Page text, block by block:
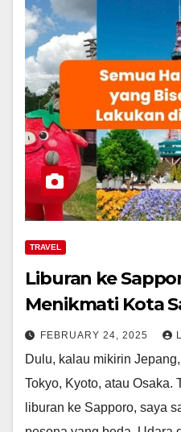
TRAVEL
Liburan ke
Menikmati Kota
FEBRUARY 24, 2025
Dulu, kalau mikirin
Tokyo, Kyoto, atau Osaka.
liburan ke Sapporo, saya